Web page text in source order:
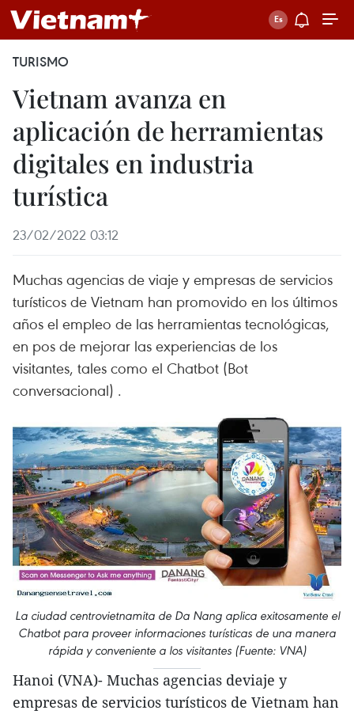
TURISMO
Vietnam avanza en
aplicación de herramientas
digitales en industria
turística
23/02/2022 03:12
Muchas agencias de viaje y empresas de servicios
turísticos de Vietnam han promovido en los últimos
años el empleo de las herramientas tecnológicas,
en pos de mejorar las experiencias de los
visitantes, tales como el Chatbot (Bot
conversacional) .
La ciudad centrovietnamita de Da Nang aplica exitosamente el
Chatbot para proveer informaciones turísticas de una manera
rápida y conveniente a los visitantes (Fuente: VNA)
Hanoi (VNA)- Muchas agencias deviaje y
empresas de servicios turísticos de Vietnam han